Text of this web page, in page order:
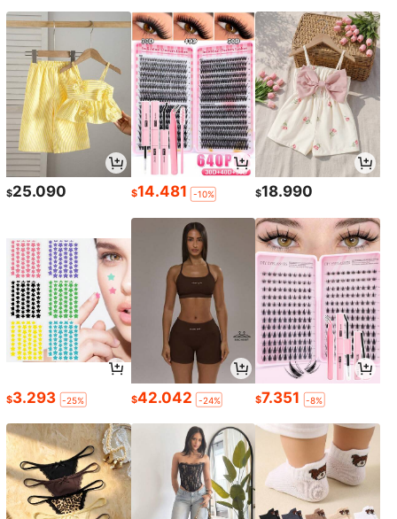
$25.090 $14.481 -10% $18.990
$3.293 -25% $42.042 -24% $7.351 -8%